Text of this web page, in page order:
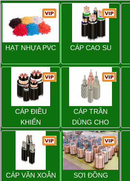
HẠT NHỰA PVC CÁP CAO SU
CÁP ĐIỀU
KHIỂN
CÁP TRẦN
DÙNG CHO
ĐƯỜNG DÂY
TẢI ĐIỆN TRÊN
KHÔNG
CÁP VẶN XOẮN
SỢI ĐỒNG